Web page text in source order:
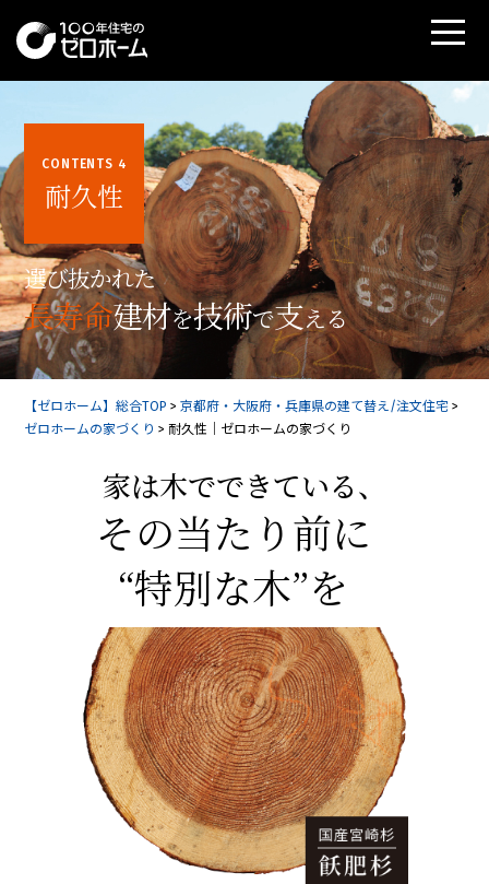
CONTENTS 4
耐久性
選び抜かれた
長寿命建材を技術で支える
【ゼロホーム】総合TOP >京都府・大阪府・兵庫県の建て替え/注文住宅 >
ゼロホームの家づくり >耐久性｜ゼロホームの家づくり
家は木でできている、
その当たり前に
“特別な木”を